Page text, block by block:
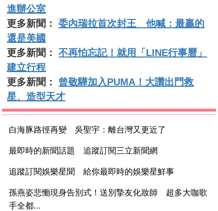
進辦公室
更多新聞：委內瑞拉首次封王 他喊：最贏的
還是美國
更多新聞：不再怕忘記！就用「LINE行事曆」
建立行程
更多新聞： 曾敬驊加入PUMA！大讚出門救
星、造型天才
白海豚路徑再變 吳聖宇：離台灣又更近了
最即時的新聞話題 追蹤訂閱三立新聞網
追蹤訂閱娛樂星聞 給你最即時的娛樂星鮮事
孫燕姿悲慟現身告別式！送別摯友化妝師 超多大咖歌
手全都...